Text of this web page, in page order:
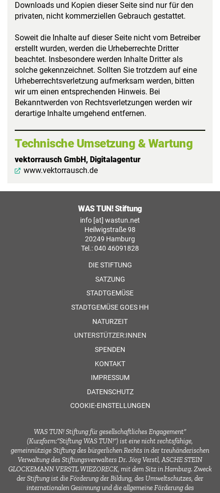
Downloads und Kopien dieser Seite sind nur für den
privaten, nicht kommerziellen Gebrauch gestattet.
Soweit die Inhalte auf dieser Seite nicht vom Betreiber
erstellt wurden, werden die Urheberrechte Dritter
beachtet. Insbesondere werden Inhalte Dritter als
solche gekennzeichnet. Sollten Sie trotzdem auf eine
Urheberrechtsverletzung aufmerksam werden, bitten
wir um einen entsprechenden Hinweis. Bei
Bekanntwerden von Rechtsverletzungen werden wir
derartige Inhalte umgehend entfernen.
Technische Umsetzung & Wartung
vektorrausch GmbH, Digitalagentur
www.vektorrausch.de
WAS TUN! Stiftung
info [at] wastun.net
Heilwigstraße 98
20249 Hamburg
Tel.: 040 46091828
DIE STIFTUNG
SATZUNG
STADTGEMÜSE
STADTGEMÜSE GOES HH
NATURZEIT
UNTERSTÜTZER:INNEN
SPENDEN
KONTAKT
IMPRESSUM
DATENSCHUTZ
COOKIE-EINSTELLUNGEN
WAS TUN! Stiftung für gesellschaftliches Engagement“
(Kurzform:“Stiftung WAS TUN!“) ist eine nicht rechtsfähige,
gemeinnützige Stiftung des bürgerlichen Rechts in der treuhänderischen
Verwaltung des Stiftungsverwalters Dr. Jörg Verstl, ASCHE STEIN
GLOCKEMANN VERSTL WIEZORECK, mit dem Sitz in Hamburg. Zweck
der Stiftung ist die Förderung der Bildung, des Umweltschutzes, der
internationalen Gesinnung und die allgemeine Förderung des